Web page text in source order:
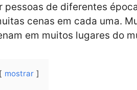
pessoas de diferentes
cenas em cada uma.
em muitos lugares do
mostrar